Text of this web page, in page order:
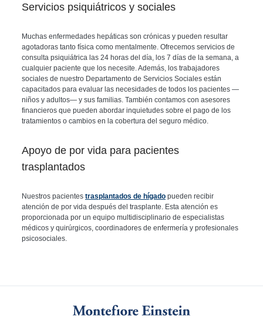
Servicios psiquiátricos y sociales
Muchas enfermedades hepáticas son crónicas y pueden resultar
agotadoras tanto física como mentalmente. Ofrecemos servicios de
consulta psiquiátrica las 24 horas del día, los 7 días de la semana, a
cualquier paciente que los necesite. Además, los trabajadores
sociales de nuestro Departamento de Servicios Sociales están
capacitados para evaluar las necesidades de todos los pacientes —
niños y adultos— y sus familias. También contamos con asesores
financieros que pueden abordar inquietudes sobre el pago de los
tratamientos o cambios en la cobertura del seguro médico.
Apoyo de por vida para pacientes
trasplantados
Nuestros pacientes trasplantados de hígado pueden recibir
atención de por vida después del trasplante. Esta atención es
proporcionada por un equipo multidisciplinario de especialistas
médicos y quirúrgicos, coordinadores de enfermería y profesionales
psicosociales.